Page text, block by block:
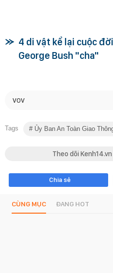
4 di vật kể lại cuộc
George Bush "cha"
VOV
Tags Ủy Ban An Toàn Giao
Theo dõi
Chia sẻ
CÙNG MỤC ĐANG HOT